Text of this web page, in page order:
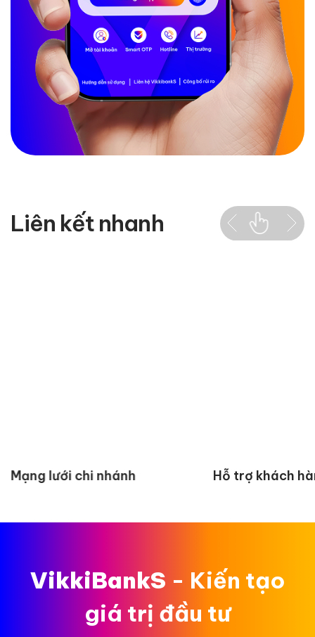
Liên kết nhanh
Hỗ trợ khách hàng Thông tin cổ
VikkiBankS - Kiến tạo
giá trị đầu tư